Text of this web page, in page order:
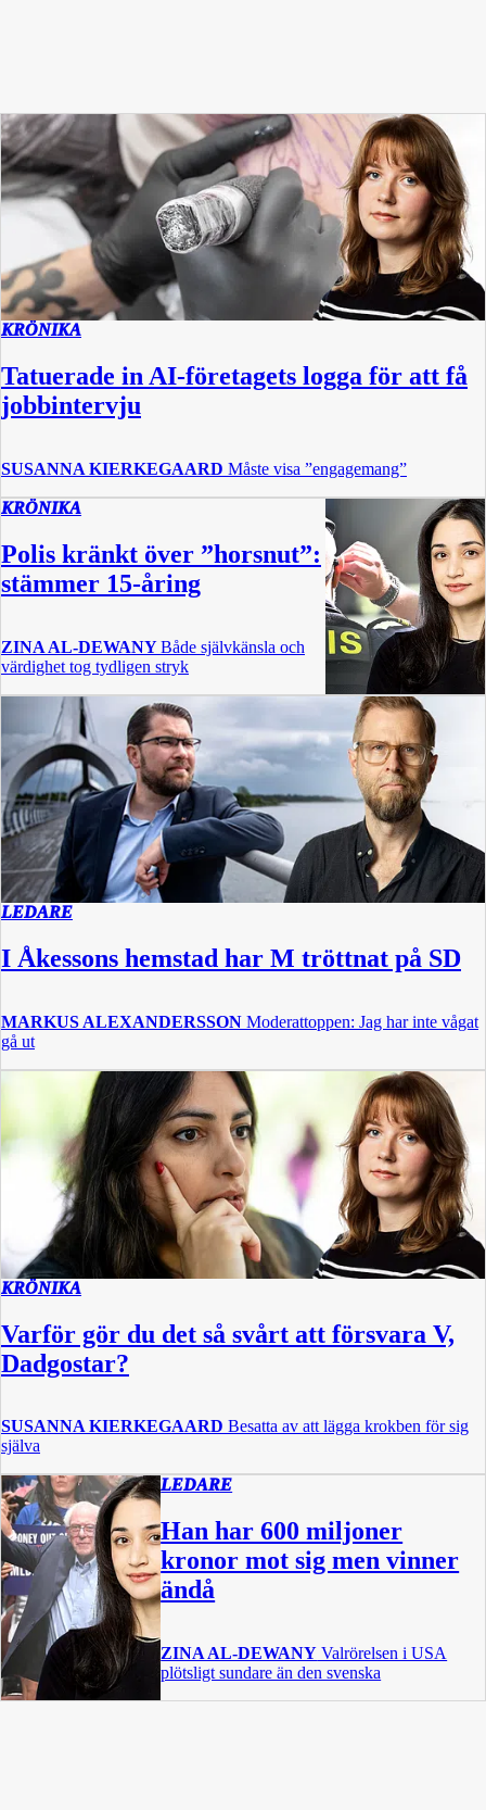
KRÖNIKA
Tatuerade in AI-företagets logga för att få
jobbintervju
SUSANNA KIERKEGAARD Måste visa ”engagemang”
KRÖNIKA
Polis kränkt över ”horsnut”:
stämmer 15-åring
ZINA AL-DEWANYBåde självkänsla och
värdighet tog tydligen stryk
LEDARE
I Åkessons hemstad har M tröttnat på SD
MARKUS ALEXANDERSSON Moderattoppen: Jag har inte vågat
gå ut
KRÖNIKA
Varför gör du det så svårt att försvara V,
Dadgostar?
SUSANNA KIERKEGAARD Besatta av att lägga krokben för sig
själva
LEDARE
Han har 600 miljoner
kronor mot sig men vinner
ändå
ZINA AL-DEWANY Valrörelsen i USA
plötsligt sundare än den svenska